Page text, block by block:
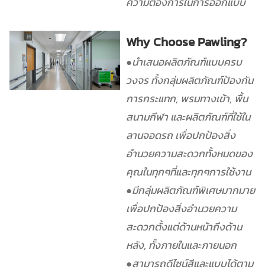
Why Choose Pawling?
●นำเสนอผลิตภัณฑ์แบบครบ
วงจร ทั้งกลุ่มผลิตภัณฑ์ป้องกัน
การกระแทก, พรมทางเข้า, พื้น
สนามกีฬา และผลิตภัณฑ์ที่ใช้ใน
ลานจอดรถ เพื่อปกป้องสิ่ง
อำนวยความสะดวกทั้งหมดของ
คุณในทุกๆที่และทุกๆการใช้งาน
●มีกลุ่มผลิตภัณฑ์พิเศษมากมาย
เพื่อปกป้องสิ่งอำนวยความ
สะดวกตั้งแต่ด้านหน้าถึงด้าน
หลัง, ทั้งภายในและภายนอก
●สามารถดีไซน์สีและแบบได้ตาม